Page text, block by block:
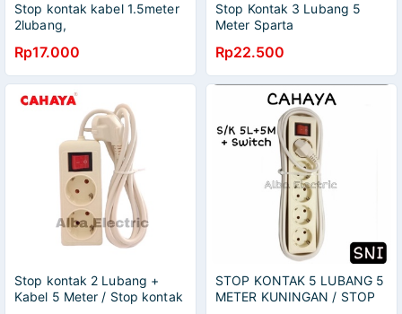
Stop kontak kabel 1.5meter
2lubang,
Rp17.000
Stop Kontak 3 Lubang 5
Meter Sparta
Rp22.500
Stop kontak 2 Lubang +
Kabel 5 Meter / Stop kontak
STOP KONTAK 5 LUBANG 5
METER KUNINGAN / STOP